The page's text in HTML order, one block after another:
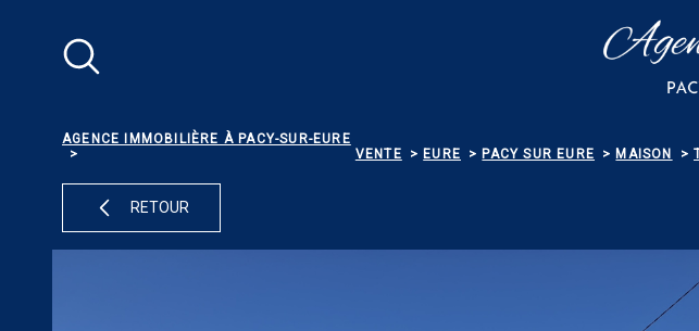
AGENCE IMMOBILIÈRE À PACY-SUR-EURE
VENTE
EURE PACY SUR EURE MAISON
RETOUR